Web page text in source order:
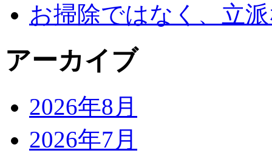
お掃除ではなく、立
アーカイブ
2026年8月
2026年7月